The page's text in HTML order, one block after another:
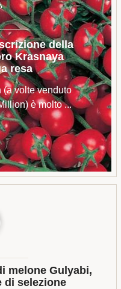
della
Krasnaya
resa
(a volte venduto
è molto ...
melone Gulyabi,
di selezione